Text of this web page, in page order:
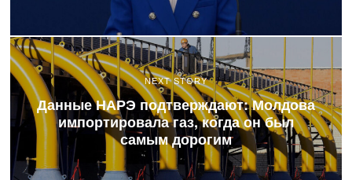
NEXT STORY
Данные НАРЭ подтверждают: Молдова
импортировала газ, когда он был
самым дорогим